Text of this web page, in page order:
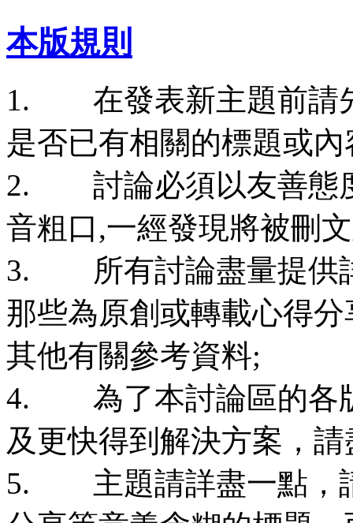
本版規則
1. 在發表新主題前請
是否已有相關的標題或內
2. 討論必須以友善態
音粗口,一經發現將被刪
3. 所有討論盡量提供
那些為原創或轉載心得
其他有關參考資料;
4. 為了本討論區的各
及更快得到解決方案，
5. 主題請詳盡一點，請